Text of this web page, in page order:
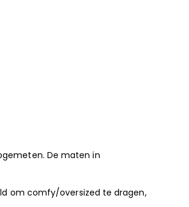
De maten in
om comfy/oversized te dragen,